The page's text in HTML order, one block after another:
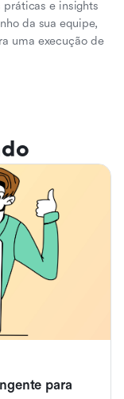
práticas e insights
da sua equipe,
uma execução de
para